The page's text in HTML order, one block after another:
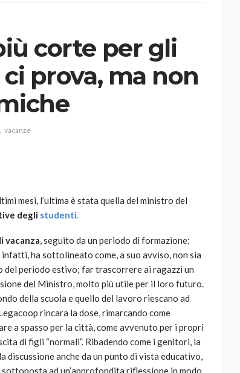
corte per gli
prova, ma non
vacanze
mesi, l’ultima è stata quella del ministro del
degli studenti.
vacanza, seguito da un periodo di formazione;
infatti, ha sottolineato come, a suo avviso, non sia
del periodo estivo; far trascorrere ai ragazzi un
del Ministro, molto più utile per il loro futuro.
della scuola e quello del lavoro riescano ad
rincara la dose, rimarcando come
a spasso per la città, come avvenuto per i propri
di figli “normali”. Ribadendo come i genitori, la
anche da un punto di vista educativo,
791
Davis: tennis mondiale e
l’automobilismo
abbracciano la stessa causa
god 9 mesi ago